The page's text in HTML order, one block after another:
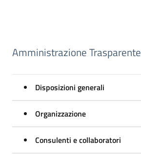
Amministrazione Trasparente
Disposizioni generali
Organizzazione
Consulenti e collaboratori